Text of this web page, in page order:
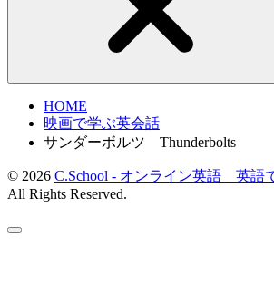
HOME
映画で学ぶ英会話
サンダーボルツ Thunderbolts
© 2026 C.School - オンライン英語 英語
All Rights Reserved.